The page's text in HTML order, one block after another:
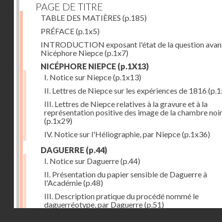
PAGE DE TITRE
TABLE DES MATIÈRES (p.185)
PRÉFACE(p.1x5)
INTRODUCTION exposant l'état de la question
Nicéphore Niepce(p.1x7)
NICÉPHORE NIEPCE (p.1X13)
I. Notice sur Niepce(p.1x13)
II. Lettres de Niepce sur les expériences de 1816
III. Lettres de Niepce relatives à la gravure et à la
représentation positive des image de la chambre
(p.1x29)
IV. Notice sur l'Héliographie, par Niepce(p.1x36)
DAGUERRE (p.44)
I. Notice sur Daguerre(p.44)
II. Présentation du papier sensible de Daguerre à
l'Académie(p.48)
III. Description pratique du procédé nommé le
daguerréotype, par Daguerre(p.51)